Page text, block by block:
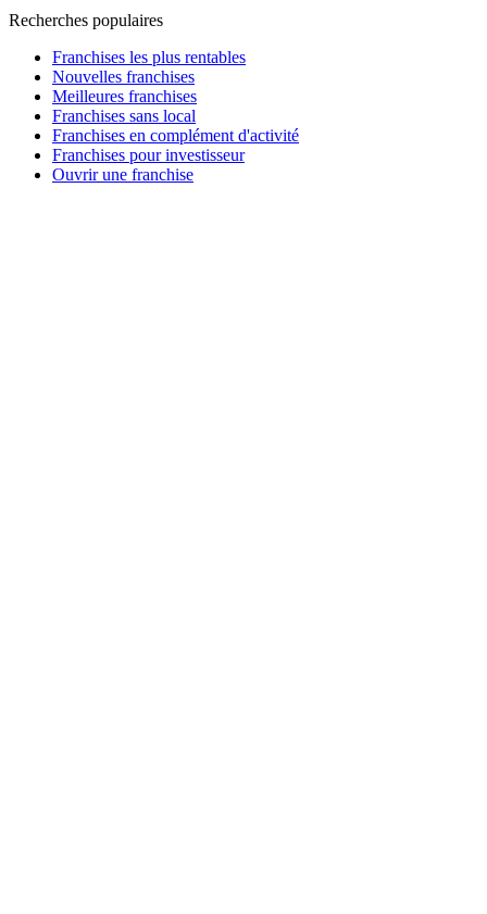
Recherches populaires
Franchises les plus rentables
Nouvelles franchises
Meilleures franchises
Franchises sans local
Franchises en complément d'activité
Franchises pour investisseur
Ouvrir une franchise